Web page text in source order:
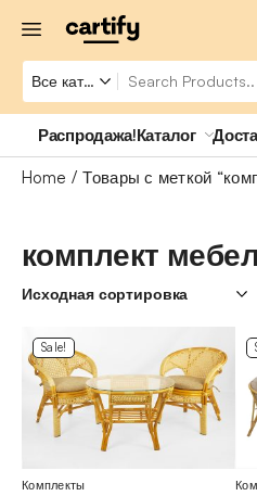
Распродажа!Каталог
Home Товары с меткой
комплект
Sale!
Комплекты